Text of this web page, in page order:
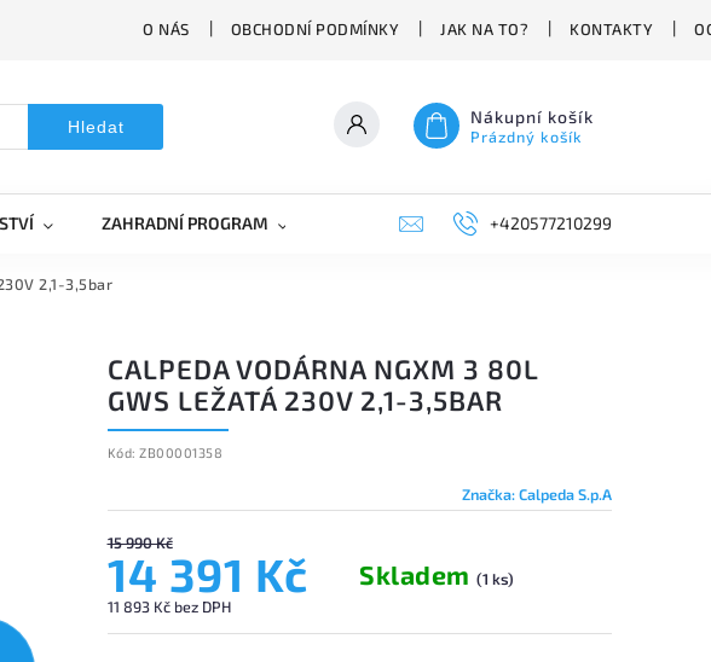
O NÁS OBCHODNÍ PODMÍNKY JAK NA TO? KONTAKTY
Hledat Nákupní košík
Prázdný košík
ZAHRADNÍ PROGRAM NÁHRADNÍ DÍLY PRŮMYSLOVÁ TECHNIKA
+420577210299
2,1-3,5bar
CALPEDA VODÁRNA NGXM 3 80L
GWS LEŽATÁ 230V 2,1-3,5BAR
Kód: ZB00001358
Značka:Calpeda S.p.A
15 990 Kč
14 391 Kč
11 893 Kč bez DPH
Skladem(1 ks)